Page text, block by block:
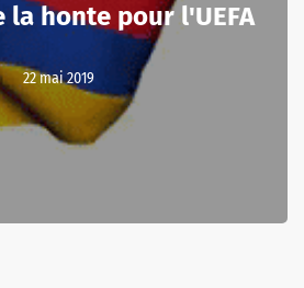
la honte pour l'UEFA
22 mai 2019